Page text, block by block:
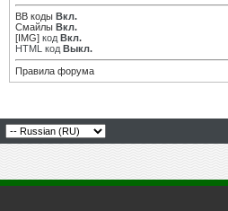
BB коды Вкл.
Смайлы Вкл.
[IMG] код Вкл.
HTML код Выкл.
Правила форума